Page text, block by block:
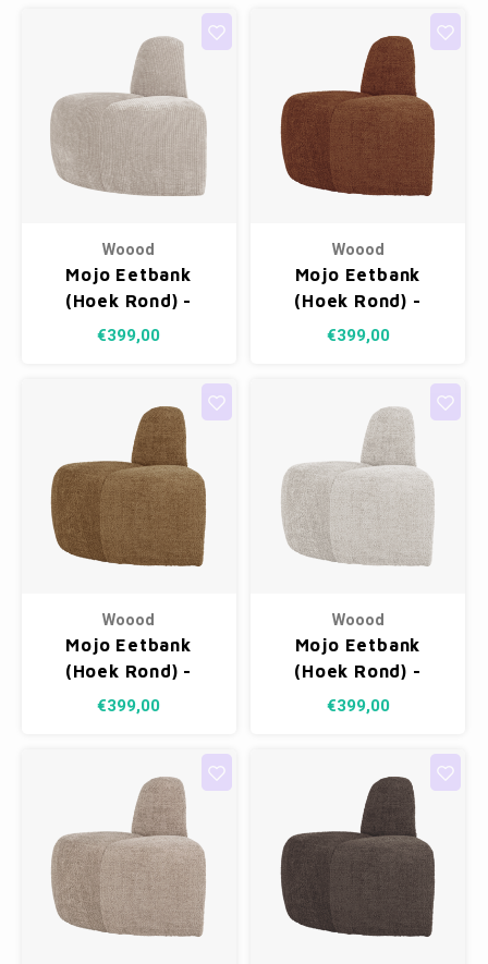
Woood
Mojo Eetbank
(Hoek Rond) -
Ribstof Ecru
€399,00
Woood
Mojo Eetbank
(Hoek Rond) -
Wollig Roestbruin
€399,00
Woood
Mojo Eetbank
(Hoek Rond) -
Wollig Honinggeel
€399,00
Woood
Mojo Eetbank
(Hoek Rond) -
Wollig Ecru
€399,00